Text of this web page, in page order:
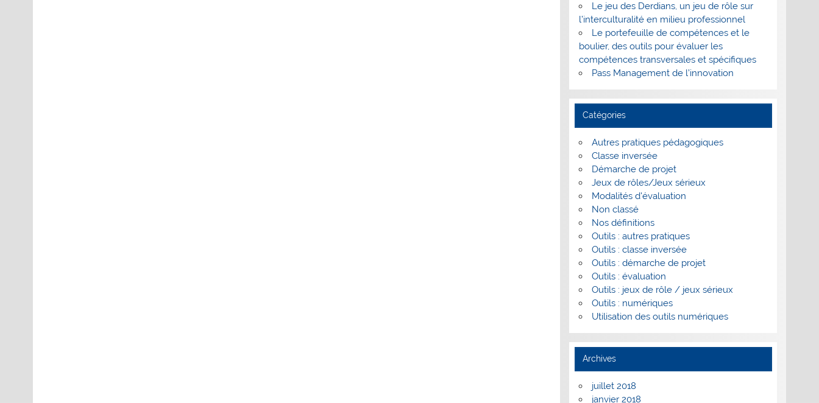
Le jeu des Derdians, un jeu de rôle sur
l’interculturalité en milieu professionnel
Le portefeuille de compétences et le
boulier, des outils pour évaluer les
compétences transversales et spécifiques
Pass Management de l’innovation
Catégories
Autres pratiques pédagogiques
Classe inversée
Démarche de projet
Jeux de rôles/Jeux sérieux
Modalités d'évaluation
Non classé
Nos définitions
Outils : autres pratiques
Outils : classe inversée
Outils : démarche de projet
Outils : évaluation
Outils : jeux de rôle / jeux sérieux
Outils : numériques
Utilisation des outils numériques
Archives
juillet 2018
janvier 2018